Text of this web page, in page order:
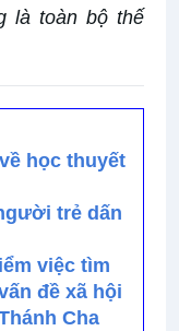
là toàn bộ thế
học thuyết
trẻ dấn
việc tìm
đề xã hội
Cha